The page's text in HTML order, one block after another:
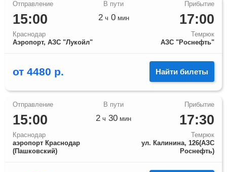
15:00
Краснодар
Аэропорт, АЗС "Лукойл"
17:00
Темрюк
АЗС "Роснефть"
2ч 0мин
от 4480 р. Найти билеты
15:00
Краснодар
аэропорт Краснодар
(Пашковский)
17:30
Темрюк
ул. Калинина, 126(АЗС
Роснефть)
2 ч 30 мин